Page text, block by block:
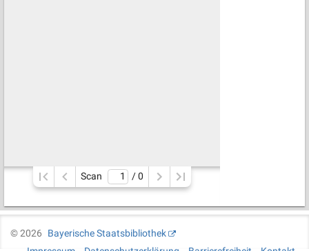
Scan / 0
©2026
Bayerische Staatsbibliothek